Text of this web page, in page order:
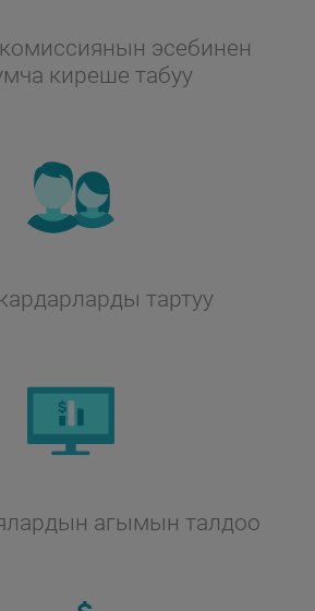
эсебинен
киреше табуу
тартуу
агымын талдоо